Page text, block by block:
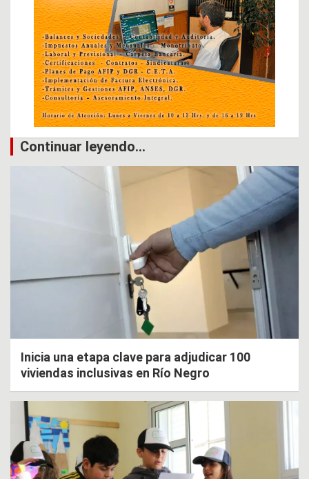
Continuar leyendo...
Inicia una etapa clave para adjudicar 100
viviendas inclusivas en Río Negro